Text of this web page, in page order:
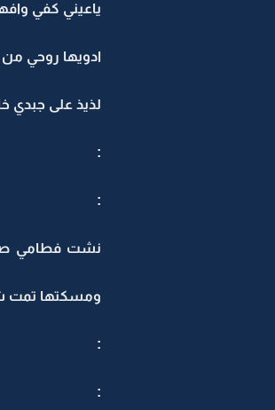
ياعيني كفي
ادويها روحي
لذيذ على جبدي
:
:
نشت فطامي
ومسكتها تمت
:
: